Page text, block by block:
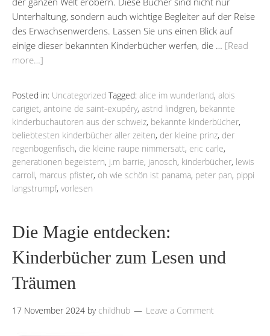
Unterhaltung, sondern auch wichtige Begleiter auf der Reise
des Erwachsenwerdens. Lassen Sie uns einen Blick auf
einige dieser bekannten Kinderbücher werfen, die … [Read
more…]
Posted in: Uncategorized Tagged: alice im wunderland, alois
carigiet, antoine de saint-exupéry, astrid lindgren, bekannte
kinderbuchautoren aus der schweiz, bekannte kinderbücher,
beliebtesten kinderbücher aller zeiten, der kleine prinz, der
regenbogenfisch, die kleine raupe nimmersatt, eric carle,
generationen begeistern, j.m barrie, janosch, kinderbücher, lewis
carroll, marcus pfister, oh wie schön ist panama, peter pan, pippi
langstrumpf, vorlesen
Die Magie entdecken:
Kinderbücher zum Lesen und
Träumen
17 November 2024 by childhub Leave a Comment